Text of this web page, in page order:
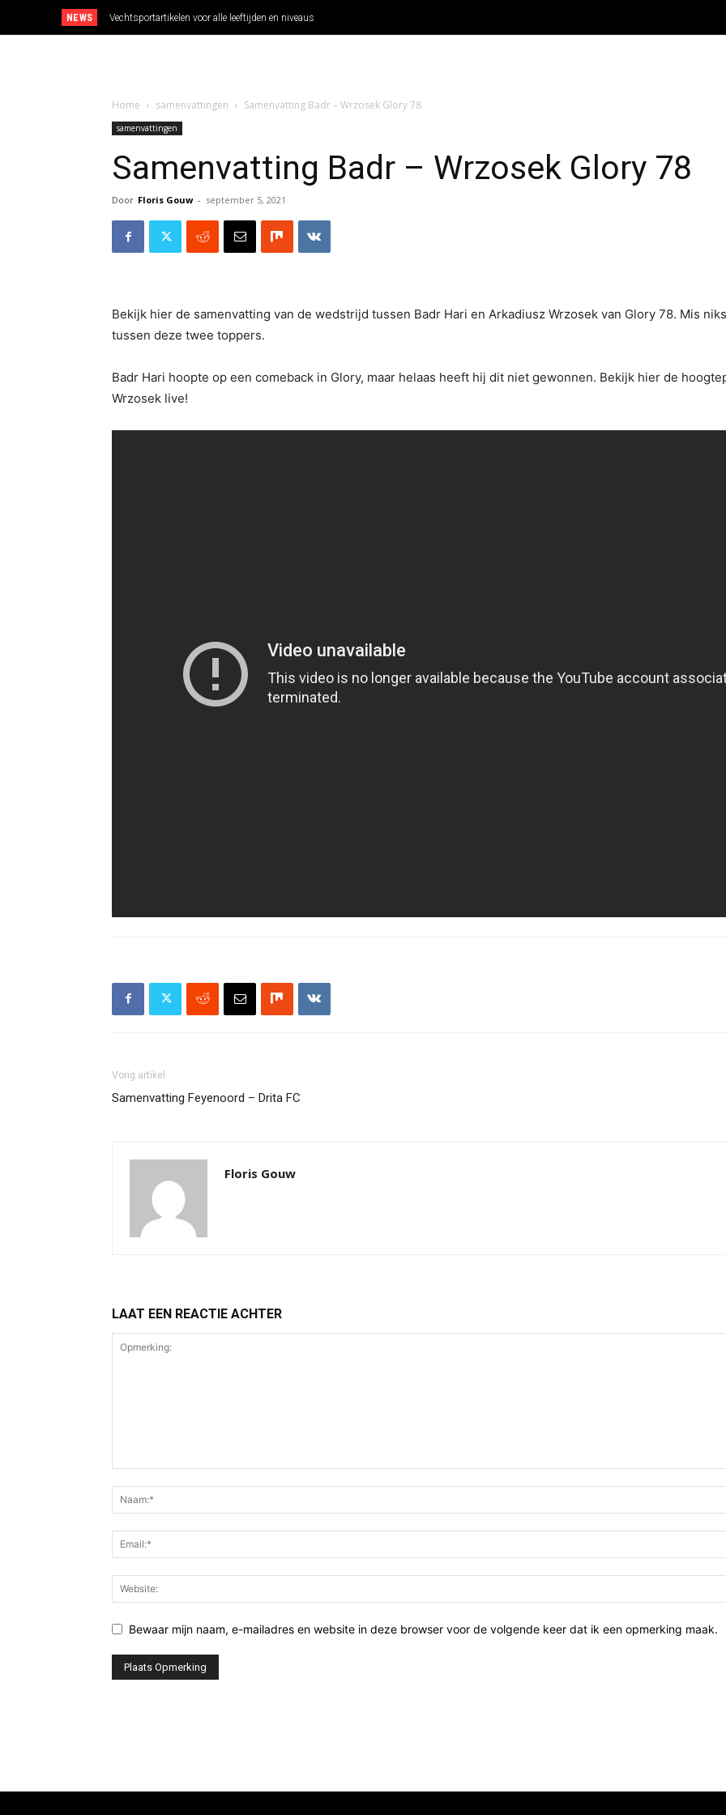
NEWS Vechtsportartikelen voor alle leeftijden en niveaus
Home samenvattingen Samenvatting Badr – Wrzosek Glory 78
samenvattingen
Samenvatting Badr – Wrzosek Glory 78
Door Floris Gouw - september 5, 2021
Bekijk hier de samenvatting van de wedstrijd tussen Badr Hari en Arkadiusz Wrzosek van Glory 78. Mis
tussen deze twee toppers.
Badr Hari hoopte op een comeback in Glory, maar helaas heeft hij dit niet gewonnen. Bekijk hier de
Wrzosek live!
Vorig artikel
Samenvatting Feyenoord – Drita FC
Floris Gouw
LAAT EEN REACTIE ACHTER
Bewaar mijn naam, e-mailadres en website in deze browser voor de volgende keer dat ik een opmerking maak.